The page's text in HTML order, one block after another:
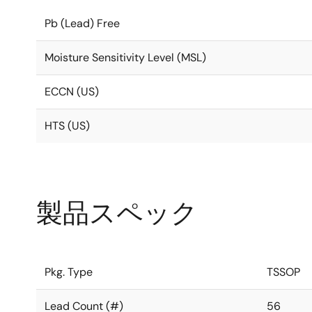
Pb (Lead) Free
Moisture Sensitivity Level (MSL)
ECCN (US)
HTS (US)
製品スペック
Pkg. Type TSSOP
Lead Count (#) 56